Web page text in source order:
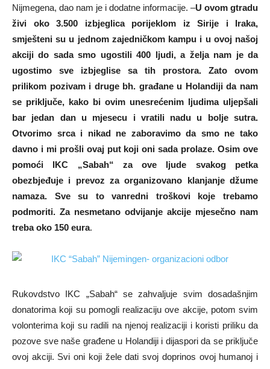
Nijmegena, dao nam je i dodatne informacije. –U ovom gtradu
živi oko 3.500 izbjeglica porijeklom iz Sirije i Iraka,
smješteni su u jednom zajedničkom kampu i u ovoj našoj
akciji do sada smo ugostili 400 ljudi, a želja nam je da
ugostimo sve izbjeglise sa tih prostora. Zato ovom
prilikom pozivam i druge bh. građane u Holandiji da nam
se priključe, kako bi ovim unesrećenim ljudima uljepšali
bar jedan dan u mjesecu i vratili nadu u bolje sutra.
Otvorimo srca i nikad ne zaboravimo da smo ne tako
davno i mi prošli ovaj put koji oni sada prolaze. Osim ove
pomoći IKC „Sabah“ za ove ljude svakog petka
obezbjeđuje i prevoz za organizovano klanjanje džume
namaza. Sve su to vanredni troškovi koje trebamo
podmoriti. Za nesmetano odvijanje akcije mjesečno nam
treba oko 150 eura.
Rukovdstvo IKC „Sabah“ se zahvaljuje svim dosadašnjim
donatorima koji su pomogli realizaciju ove akcije, potom svim
volonterima koji su radili na njenoj realizaciji i koristi priliku da
pozove sve naše građene u Holandiji i dijaspori da se priključe
ovoj akciji. Svi oni koji žele dati svoj doprinos ovoj humanoj i